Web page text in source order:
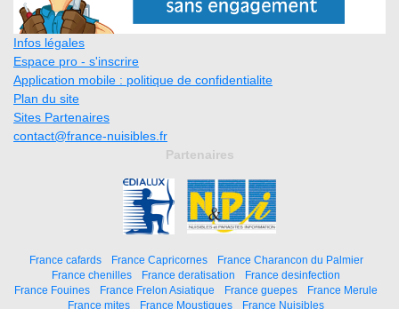
Infos légales
Espace pro - s'inscrire
Application mobile : politique de confidentialite
Plan du site
Sites Partenaires
contact@france-nuisibles.fr
Partenaires
France cafards France Capricornes
France Charancon du Palmier
France chenilles
France deratisation
France desinfection
France Fouines
France Frelon Asiatique France guepes
France Merule
France mites
France Moustiques France Nuisibles